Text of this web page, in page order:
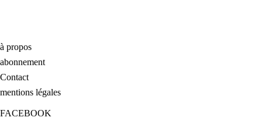
à propos
abonnement
Contact
mentions légales
FACEBOOK